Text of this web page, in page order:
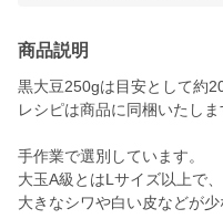
商品説明
黒大豆250gは目安として約
レシピは商品に同梱いたしま
手作業で選別しています。
大玉A級とはLサイズ以上で、
大きなシワや白い皮などが少